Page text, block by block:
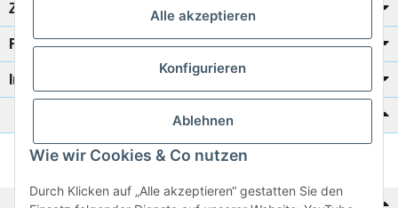
Alle akzeptieren
Konfigurieren
Ablehnen
Wie wir Cookies & Co nutzen
Durch Klicken auf „Alle akzeptieren“ gestatten Sie den
Zahlung/Versand
Rechtliches
Informationen
Katalog zur Hand?
Zur Schnellbestellung
Noch kein Katalog?